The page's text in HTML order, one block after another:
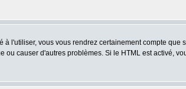
l'utiliser, vous vous rendrez certainement compte
causer d'autres problèmes. Si le HTML est activé,